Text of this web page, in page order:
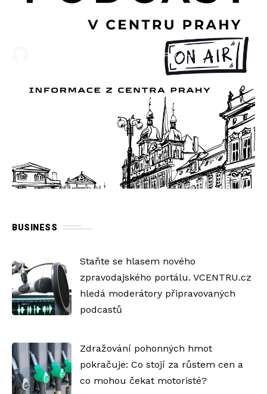
BUSINESS
Staňte se hlasem nového
zpravodajského portálu. VCENTRU.cz
hledá moderátory připravovaných
podcastů
Zdražování pohonných hmot
pokračuje: Co stojí za růstem cen a
co mohou čekat motoristé?